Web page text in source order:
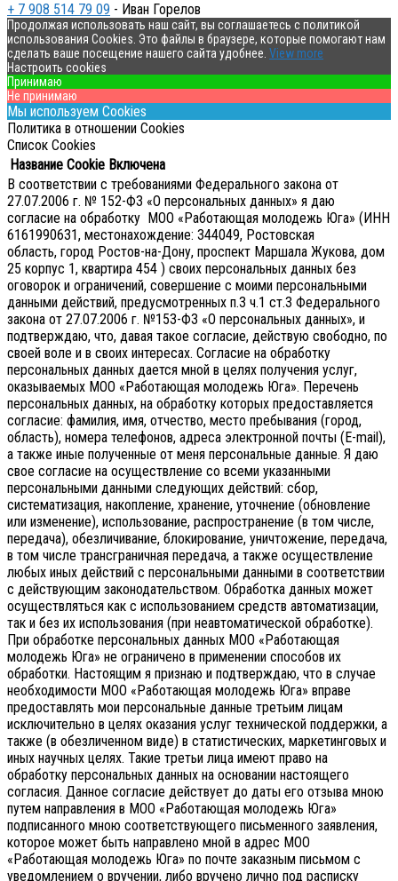
+ 7 908 514 79 09 - Иван Горелов
Продолжая использовать наш сайт, вы соглашаетесь с политикой
использования Cookies. Это файлы в браузере, которые помогают нам
сделать ваше посещение нашего сайта удобнее. View more
Настроить cookies
Принимаю
Не принимаю
Мы используем Cookies
Политика в отношении Cookies
Список Cookies
Название Cookie Включена
В соответствии с требованиями Федерального закона от
27.07.2006 г. № 152-ФЗ «О персональных данных» я даю
согласие на обработку МОО «Работающая молодежь Юга» (ИНН
6161990631, местонахождение: 344049, Ростовская
область, город Ростов-на-Дону, проспект Маршала Жукова, дом
25 корпус 1, квартира 454 ) своих персональных данных без
оговорок и ограничений, совершение с моими персональными
данными действий, предусмотренных п.3 ч.1 ст.3 Федерального
закона от 27.07.2006 г. №153-ФЗ «О персональных данных», и
подтверждаю, что, давая такое согласие, действую свободно, по
своей воле и в своих интересах. Согласие на обработку
персональных данных дается мной в целях получения услуг,
оказываемых МОО «Работающая молодежь Юга». Перечень
персональных данных, на обработку которых предоставляется
согласие: фамилия, имя, отчество, место пребывания (город,
область), номера телефонов, адреса электронной почты (E-mail),
а также иные полученные от меня персональные данные. Я даю
свое согласие на осуществление со всеми указанными
персональными данными следующих действий: сбор,
систематизация, накопление, хранение, уточнение (обновление
или изменение), использование, распространение (в том числе,
передача), обезличивание, блокирование, уничтожение, передача,
в том числе трансграничная передача, а также осуществление
любых иных действий с персональными данными в соответствии
с действующим законодательством. Обработка данных может
осуществляться как с использованием средств автоматизации,
так и без их использования (при неавтоматической обработке).
При обработке персональных данных МОО «Работающая
молодежь Юга» не ограничено в применении способов их
обработки. Настоящим я признаю и подтверждаю, что в случае
необходимости МОО «Работающая молодежь Юга» вправе
предоставлять мои персональные данные третьим лицам
исключительно в целях оказания услуг технической поддержки, а
также (в обезличенном виде) в статистических, маркетинговых и
иных научных целях. Такие третьи лица имеют право на
обработку персональных данных на основании настоящего
согласия. Данное согласие действует до даты его отзыва мною
путем направления в МОО «Работающая молодежь Юга»
подписанного мною соответствующего письменного заявления,
которое может быть направлено мной в адрес МОО
«Работающая молодежь Юга» по почте заказным письмом с
уведомлением о вручении, либо вручено лично под расписку